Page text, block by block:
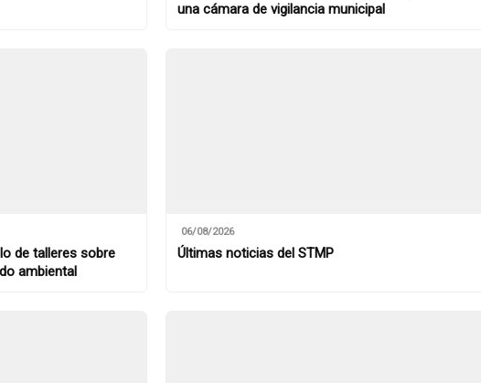
una cámara de vigilancia municipal
de talleres sobre
ambiental
06/08/2026
Últimas noticias del STMP